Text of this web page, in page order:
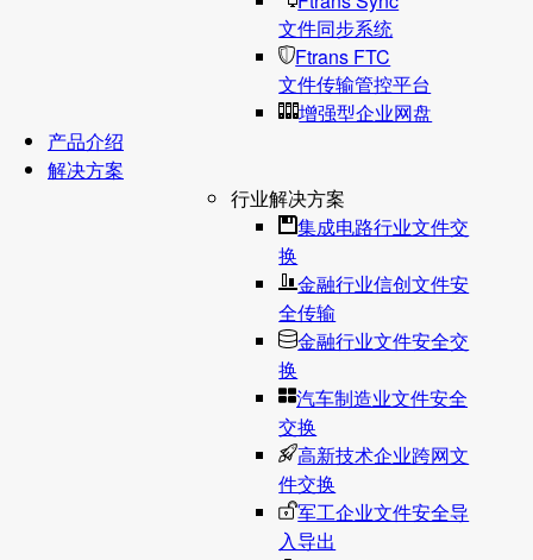
文件同步系统
Ftrans FTC
文件传输管控平台
增强型企业网盘
产品介绍
解决方案
行业解决方案
集成电路行业文件交
换
金融行业信创文件安
全传输
金融行业文件安全交
换
汽车制造业文件安全
交换
高新技术企业跨网文
件交换
军工企业文件安全导
入导出